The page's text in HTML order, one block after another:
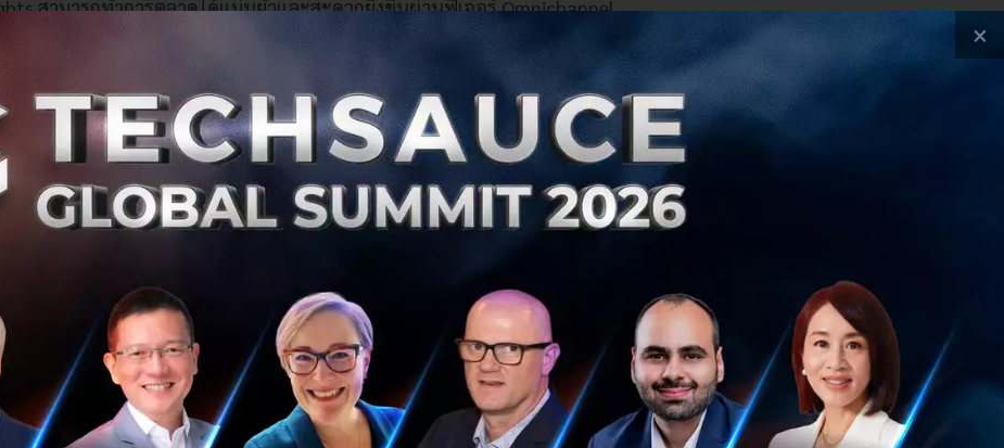
สามารถทำการตลาดได้แม่นยำและสะดวกยิ่งขึ้นผ่านฟีเจอร์ Omnichannel
อีกทั้งยังจะมีการพัฒนาในการระบบการวิเคราะห์ข้อมูลลูกค้าโดยการใช้ AI
อนธุรกิจอย่างแข็งแกร่ง ตอบสนองความต้องการของตลาดอย่างต่อเนื่อง โดยอีกเป้า
ทุนในครั้งนี้คือการเชื่อมกับระบบ CDP เข้ากับระบบ CRM ในด้าน Customer Service/
พร้อมแหล่งข้อมูล (Data Sources) จากแพลตฟอร์มอื่นๆ เพื่อให้ระบบ CDP มี Data
ขึ้นและนำไปเสริมสร้าง Customer Experience (CX) ที่ดีที่สุดให้กับลูกค้า พร้อมขยาย
งในเมืองไทยและต่างประเทศ ซึ่งพาร์ทเนอร์ทั้ง 3 ที่ร่วมลงทุน จะมาช่วยสนับสนุนให้
ใหม่อย่าง เทค แมทริกซ์ (Techmatrix Japan) เป็นบริษัทยักษ์ใหญ่ด้านไอทีโซลูชั่น
รความสัมพันธ์ลูกค้า (CRM) จากประเทศญี่ปุ่น ที่จะมาช่วยสนับสนุนให้การบริการ ใน
าน Contact Center และ Customer Service มี Service Offering และ Platform ที่
ธิภาพการทำงานของพนักงานที่ต้องให้บริการลูกค้าและถูกออกแบบให้มีความยืดหยุ่น
จ SME และ Corporate ช่วยสร้างประสบการณ์การสื่อสารกับลูกค้าที่หลากหลายช่อง
×